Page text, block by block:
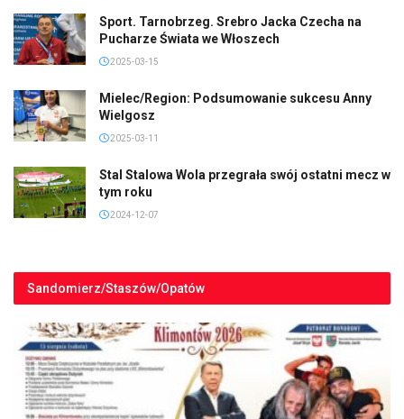
Sport. Tarnobrzeg. Srebro Jacka Czecha na
Pucharze Świata we Włoszech
2025-03-15
Mielec/Region: Podsumowanie sukcesu Anny
Wielgosz
2025-03-11
Stal Stalowa Wola przegrała swój ostatni mecz w
tym roku
2024-12-07
Sandomierz/Staszów/Opatów